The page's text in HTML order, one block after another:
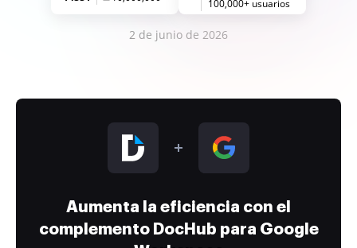
100,000+ usuarios
2 de junio de 2026
Aumenta la eficiencia con el
complemento DocHub para Google